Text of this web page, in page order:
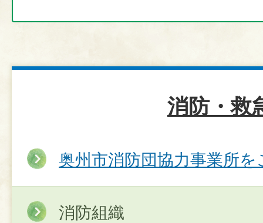
消防・救
奥州市消防団協力事業所
消防組織